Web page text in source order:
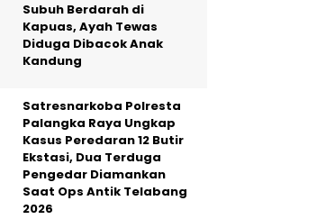
Subuh Berdarah di
Kapuas, Ayah Tewas
Diduga Dibacok Anak
Kandung
Satresnarkoba Polresta
Palangka Raya Ungkap
Kasus Peredaran 12 Butir
Ekstasi, Dua Terduga
Pengedar Diamankan
Saat Ops Antik Telabang
2026